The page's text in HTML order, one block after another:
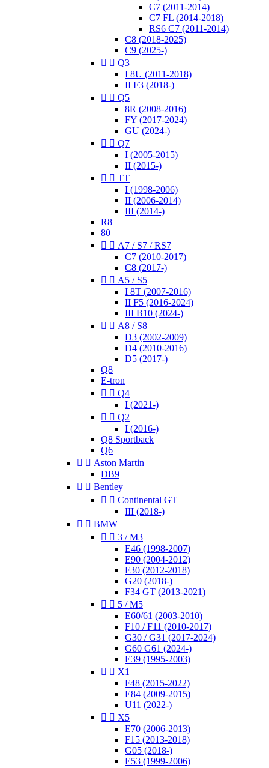
C7 (2011-2014)
C7 FL (2014-2018)
RS6 C7 (2011-2014)
C8 (2018-2025)
C9 (2025-)
  Q3
I 8U (2011-2018)
II F3 (2018-)
  Q5
8R (2008-2016)
FY (2017-2024)
GU (2024-)
  Q7
I (2005-2015)
II (2015-)
  TT
I (1998-2006)
II (2006-2014)
III (2014-)
R8
80
  A7 / S7 / RS7
C7 (2010-2017)
C8 (2017-)
  A5 / S5
I 8T (2007-2016)
II F5 (2016-2024)
III B10 (2024-)
  A8 / S8
D3 (2002-2009)
D4 (2010-2016)
D5 (2017-)
Q8
E-tron
  Q4
I (2021-)
  Q2
I (2016-)
Q8 Sportback
Q6
  Aston Martin
DB9
  Bentley
  Continental GT
III (2018-)
  BMW
  3 / M3
E46 (1998-2007)
E90 (2004-2012)
F30 (2012-2018)
G20 (2018-)
F34 GT (2013-2021)
  5 / M5
E60/61 (2003-2010)
F10 / F11 (2010-2017)
G30 / G31 (2017-2024)
G60 G61 (2024-)
E39 (1995-2003)
  X1
F48 (2015-2022)
E84 (2009-2015)
U11 (2022-)
  X5
E70 (2006-2013)
F15 (2013-2018)
G05 (2018-)
E53 (1999-2006)